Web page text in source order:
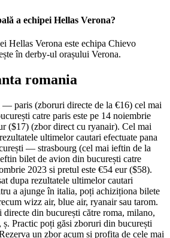
a echipei Hellas Verona?
Hellas Verona este echipa Chievo
în derby-ul orașului Verona.
romania
paris (zboruri directe de la €16) cel mai
catre paris este pe 14 noiembrie
($17) (zbor direct cu ryanair). Cel mai
ultimelor cautari efectuate pana
— strasbourg (cel mai ieftin de la
bilet de avion din bucurești catre
2023 si pretul este €54 eur ($58).
dupa rezultatele ultimelor cautari
a ajunge în italia, poți achiziționa bilete
wizz air, blue air, ryanair sau tarom.
directe din bucurești către roma, milano,
ș. Practic poți găsi zboruri din bucurești
un zbor acum si profita de cele mai